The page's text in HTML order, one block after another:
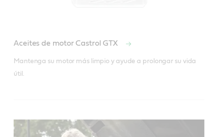
Aceites de motor Castrol GTX
Mantenga su motor más limpio y ayude a prolongar su vida
útil.